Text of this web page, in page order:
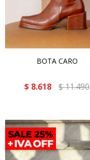
BOTA CARO
$ 8.618 $11.490